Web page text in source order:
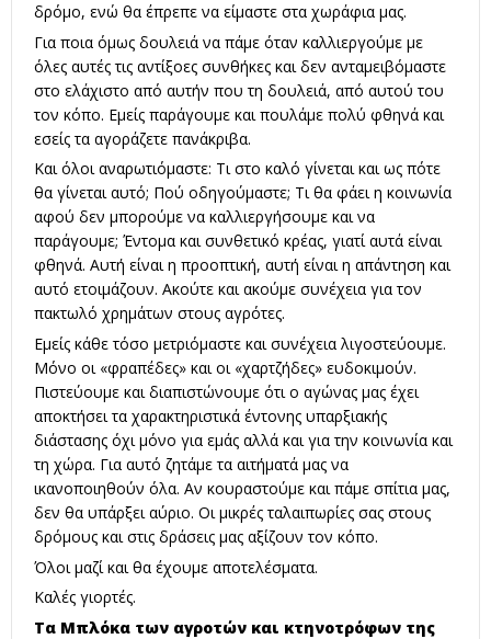
δρόμο, ενώ θα έπρεπε να είμαστε στα χωράφια μας.
Για ποια όμως δουλειά να πάμε όταν καλλιεργούμε με
όλες αυτές τις αντίξοες συνθήκες και δεν ανταμειβόμαστε
στο ελάχιστο από αυτήν που τη δουλειά, από αυτού του
τον κόπο. Εμείς παράγουμε και πουλάμε πολύ φθηνά και
εσείς τα αγοράζετε πανάκριβα.
Και όλοι αναρωτιόμαστε: Τι στο καλό γίνεται και ως πότε
θα γίνεται αυτό; Πού οδηγούμαστε; Τι θα φάει η κοινωνία
αφού δεν μπορούμε να καλλιεργήσουμε και να
παράγουμε; Έντομα και συνθετικό κρέας, γιατί αυτά είναι
φθηνά. Αυτή είναι η προοπτική, αυτή είναι η απάντηση και
αυτό ετοιμάζουν. Ακούτε και ακούμε συνέχεια για τον
πακτωλό χρημάτων στους αγρότες.
Εμείς κάθε τόσο μετριόμαστε και συνέχεια λιγοστεύουμε.
Μόνο οι «φραπέδες» και οι «χαρτζήδες» ευδοκιμούν.
Πιστεύουμε και διαπιστώνουμε ότι ο αγώνας μας έχει
αποκτήσει τα χαρακτηριστικά έντονης υπαρξιακής
διάστασης όχι μόνο για εμάς αλλά και για την κοινωνία και
τη χώρα. Για αυτό ζητάμε τα αιτήματά μας να
ικανοποιηθούν όλα. Αν κουραστούμε και πάμε σπίτια μας,
δεν θα υπάρξει αύριο. Οι μικρές ταλαιπωρίες σας στους
δρόμους και στις δράσεις μας αξίζουν τον κόπο.
Όλοι μαζί και θα έχουμε αποτελέσματα.
Καλές γιορτές.
Τα Μπλόκα των αγροτών και κτηνοτρόφων της